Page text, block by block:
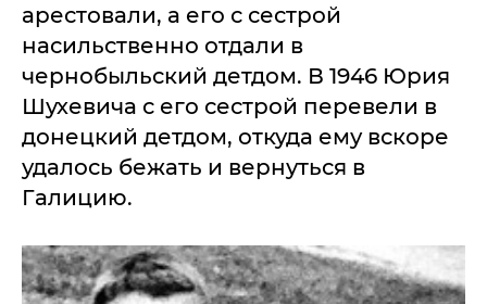
арестовали, а его с сестрой
насильственно отдали в
чернобыльский детдом. В 1946 Юрия
Шухевича с его сестрой перевели в
донецкий детдом, откуда ему вскоре
удалось бежать и вернуться в
Галицию.